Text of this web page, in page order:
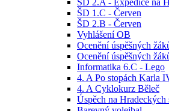
ŠD 2.A - Expedice na
ŠD 1.C - Červen
ŠD 2.B - Červen
Vyhlášení OB
Ocenění úspěšných
Ocenění úspěšných
Informatika 6.C - Lego
4. A Po stopách Karla
4. A Cyklokurz Běleč
Úspěch na